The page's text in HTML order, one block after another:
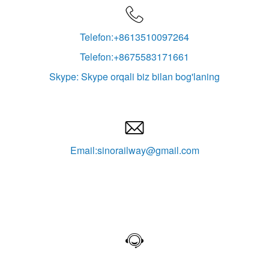

Telefon:+8613510097264
Telefon:+8675583171661
Skype: Skype orqali biz bilan bog'laning

Email:sinorailway@gmail.com
